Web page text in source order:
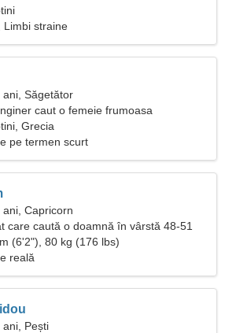
Limbi straine
ani, Săgetător
caut o femeie frumoasa
Grecia
pe termen scurt
ani, Capricorn
care caută o doamnă în vârstă 48-51
(6'2"), 80 kg (176 lbs)
reală
ani, Pești